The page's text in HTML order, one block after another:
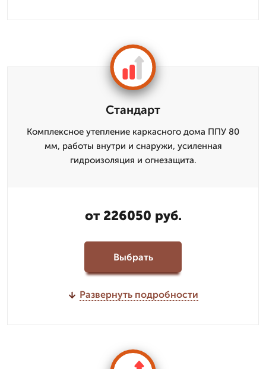
Стандарт
Комплексное утепление каркасного дома ППУ 80
мм, работы внутри и снаружи, усиленная
гидроизоляция и огнезащита.
от 226050 руб.
Выбрать
Развернуть подробности